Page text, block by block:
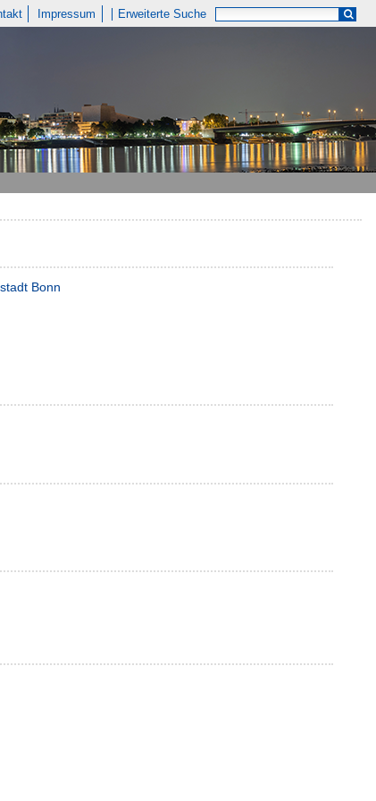
Impressum Erweiterte Suche
Bonn